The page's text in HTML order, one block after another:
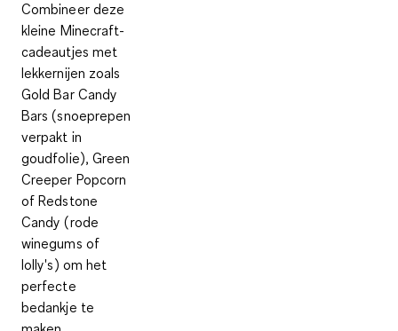
Combineer deze
kleine Minecraft-
cadeautjes met
lekkernijen zoals
Gold Bar Candy
Bars (snoeprepen
verpakt in
goudfolie), Green
Creeper Popcorn
of Redstone
Candy (rode
winegums of
lolly's) om het
perfecte
bedankje te